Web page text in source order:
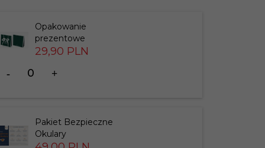
Opakowanie
prezentowe
29,90 PLN
dla
Pakiet Bezpieczne
Okulary